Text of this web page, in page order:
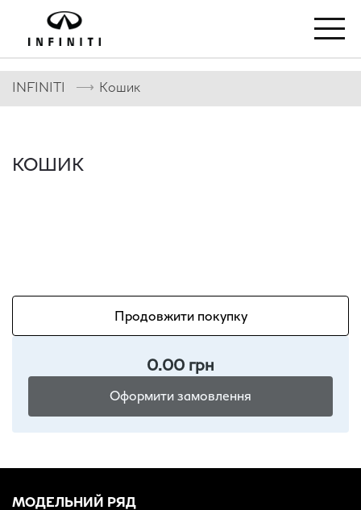
INFINITI ⟶ Кошик
КОШИК
Продовжити покупку
0.00 грн
Оформити замовлення
МОДЕЛЬНИЙ РЯД